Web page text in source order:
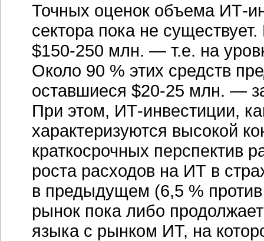
Точных оценок объема ИТ-
сектора пока не
$150-250 млн. — т.е. на
Около 90 % этих средств
оставшиеся $20-25 млн. —
При этом, ИТ-инвестиции,
характеризуются высокой
краткосрочных перспектив
роста расходов на ИТ в
в предыдущем (6,5 %
рынок пока либо
языка с рынком ИТ, на